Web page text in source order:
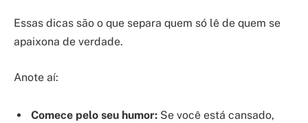
Essas dicas são o que separa quem só lê de quem se
apaixona de verdade.
Anote aí:
Comece pelo seu humor: Se você está cansado,